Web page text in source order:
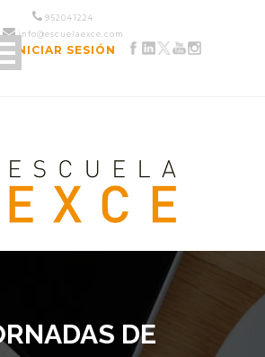
952 04 12 24
info@escuelaexce.com
INICIAR SESIÓN
DE